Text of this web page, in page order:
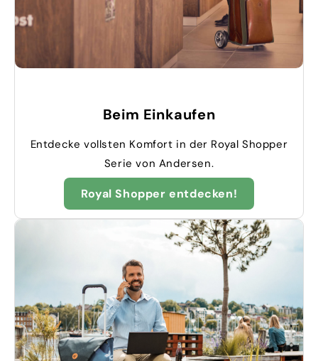
Beim Einkaufen
Entdecke vollsten Komfort in der Royal Shopper
Serie von Andersen.
Royal Shopper entdecken!